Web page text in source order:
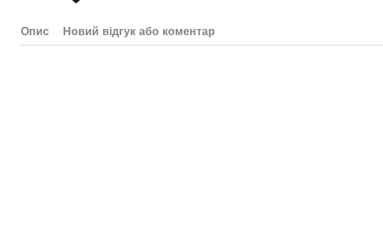
Опис Новий відгук або коментар